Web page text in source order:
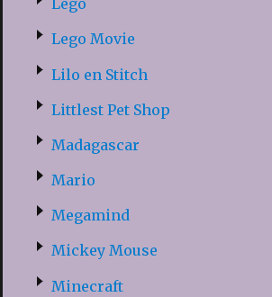
Lego
Lego Movie
Lilo en Stitch
Littlest Pet Shop
Madagascar
Mario
Megamind
Mickey Mouse
Minecraft